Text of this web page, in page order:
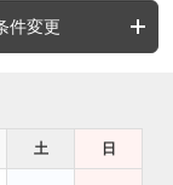
件変更
土 日